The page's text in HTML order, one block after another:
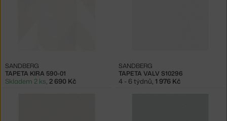
TAPETA KIRA 590-01
SANDBERG
Skladem 2 ks, 2 690 Kč
TAPETA VALV S10296
SANDBERG
4 - 6 týdnů, 1 976 Kč